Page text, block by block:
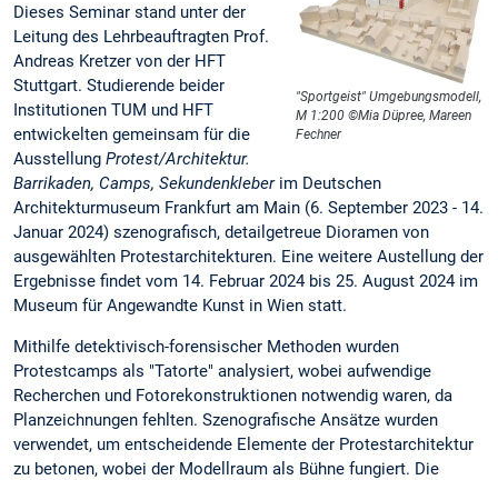
"Sportgeist" Umgebungsmodell,
M 1:200 ©Mia Düpree, Mareen
Fechner
Dieses Seminar stand unter der
Leitung des Lehrbeauftragten Prof.
Andreas Kretzer von der HFT
Stuttgart. Studierende beider
Institutionen TUM und HFT
entwickelten gemeinsam für die
Ausstellung Protest/Architektur.
Barrikaden, Camps, Sekundenkleberim Deutschen
Architekturmuseum Frankfurt am Main (6. September 2023 - 14.
Januar 2024) szenografisch, detailgetreue Dioramen von
ausgewählten Protestarchitekturen. Eine weitere Austellung der
Ergebnisse findet vom 14. Februar 2024 bis 25. August 2024 im
Museum für Angewandte Kunst in Wien statt.
Mithilfe detektivisch-forensischer Methoden wurden
Protestcamps als "Tatorte" analysiert, wobei aufwendige
Recherchen und Fotorekonstruktionen notwendig waren, da
Planzeichnungen fehlten. Szenografische Ansätze wurden
verwendet, um entscheidende Elemente der Protestarchitektur
zu betonen, wobei der Modellraum als Bühne fungiert. Die